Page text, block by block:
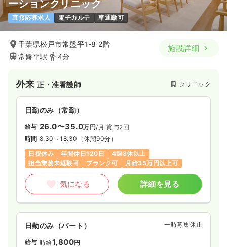
日勤のみ（パート） 一時募集休止
給与 時給1,500円〜
時間 8:45～17:45（休憩60分）
日曜休み
時給1,500円以上可
気になる
オペ室(手術室)
日勤のみ（常勤）
給与 440 万円〜/年
※経験3年の例
時間 8:45～17:45（休憩60分）
日祝休み
年間休日121日
4週8休以上
詳細を見る
ーションクリニック
直接応募求人 電子カルテ 車通勤可
千葉県松戸市常盤平1-8 2階
常盤平駅
4分
施設詳細
外来正・准看護師 クリニック
日勤のみ（常勤）
給与 26.0〜35.0万円/月 賞与2回
時間 8:30～18:30 （休憩90分）
日祝休み
年間休日120日
4週8休以上
担当業務未経験可
ブランク可 月給35万円以上可
気になる 詳細を見る
日勤のみ（パート） 一時募集休止
給与 時給1,800円